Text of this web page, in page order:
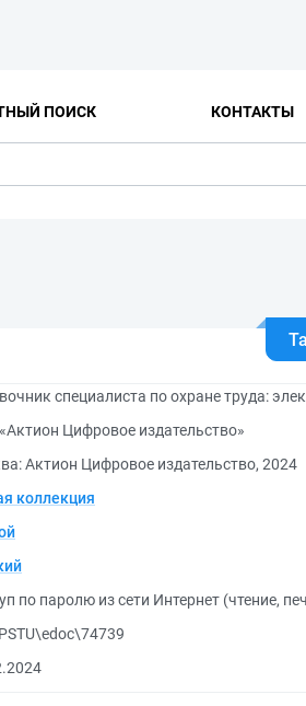
ПОИСК КОНТАКТЫ
специалиста по охране труда:
Цифровое издательство»
Актион Цифровое издательство, 2024
коллекция
по паролю из сети Интернет (чтение,